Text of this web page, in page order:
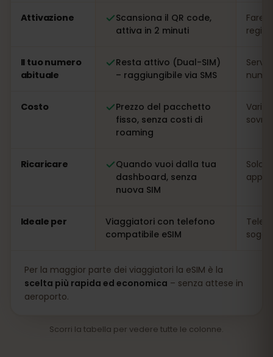
Attivazione
Scansiona il QR code,
attiva in 2 minuti
Fare
Il tuo numero
abituale
Resta attivo (Dual-SIM)
– raggiungibile via SMS
Costo
Prezzo del pacchetto
fisso, senza costi di
roaming
Ricaricare
Quando vuoi dalla tua
dashboard, senza
nuova SIM
Solo
app
Ideale per
Viaggiatori con telefono
compatibile eSIM
Per la maggior parte dei viaggiatori la eSIM è la
scelta più rapida ed economica – senza attese in
aeroporto.
Scorri la tabella per vedere tutte le colonne.